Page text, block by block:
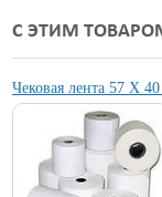
С ЭТИМ
Чековая лента 57 Х